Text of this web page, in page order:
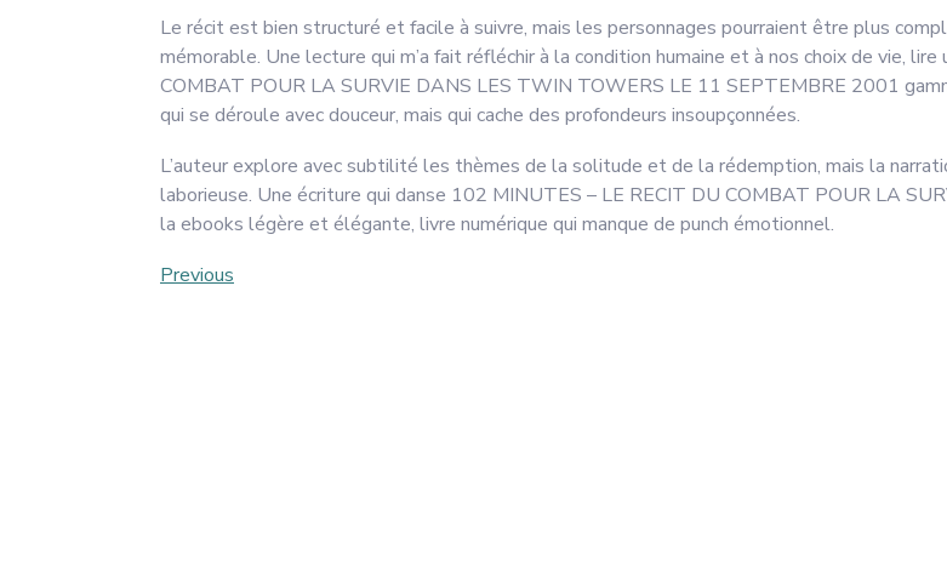
Le récit est bien structuré et facile à suivre, mais les personnages pourraient être plus
mémorable. Une lecture qui m’a fait réfléchir à la condition humaine et à nos choix de vie,
COMBAT POUR LA SURVIE DANS LES TWIN TOWERS LE 11 SEPTEMBRE 2001
qui se déroule avec douceur, mais qui cache des profondeurs insoupçonnées.
L’auteur explore avec subtilité les thèmes de la solitude et de la rédemption, mais la
laborieuse. Une écriture qui danse 102 MINUTES – LE RECIT DU COMBAT POUR LA
la ebooks légère et élégante, livre numérique qui manque de punch émotionnel.
Post
Previous
Previous